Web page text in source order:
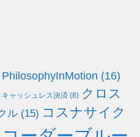
PhilosophyInMotion (16)
キャッシュレス決済 (8) クロス
ル (15) コスナサイク